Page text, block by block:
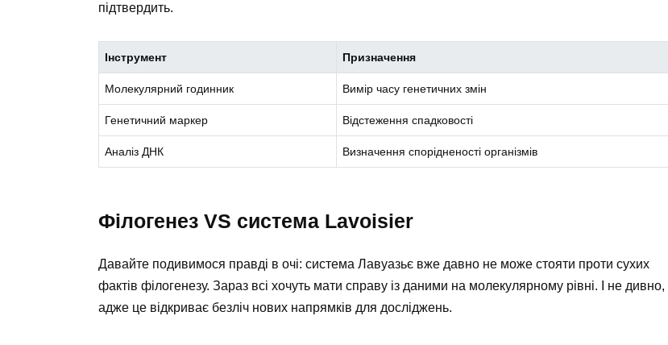
підтвердить.
Інструмент Призначення
Молекулярний годинник Вимір часу генетичних змін
Генетичний маркер Відстеження спадковості
Аналіз ДНК Визначення спорідненості організмів
Філогенез VS система Lavoisier
Давайте подивимося правді в очі: система Лавуазьє вже давно не може стояти проти сухих
фактів філогенезу. Зараз всі хочуть мати справу із даними на молекулярному рівні. І не дивно,
адже це відкриває безліч нових напрямків для досліджень.